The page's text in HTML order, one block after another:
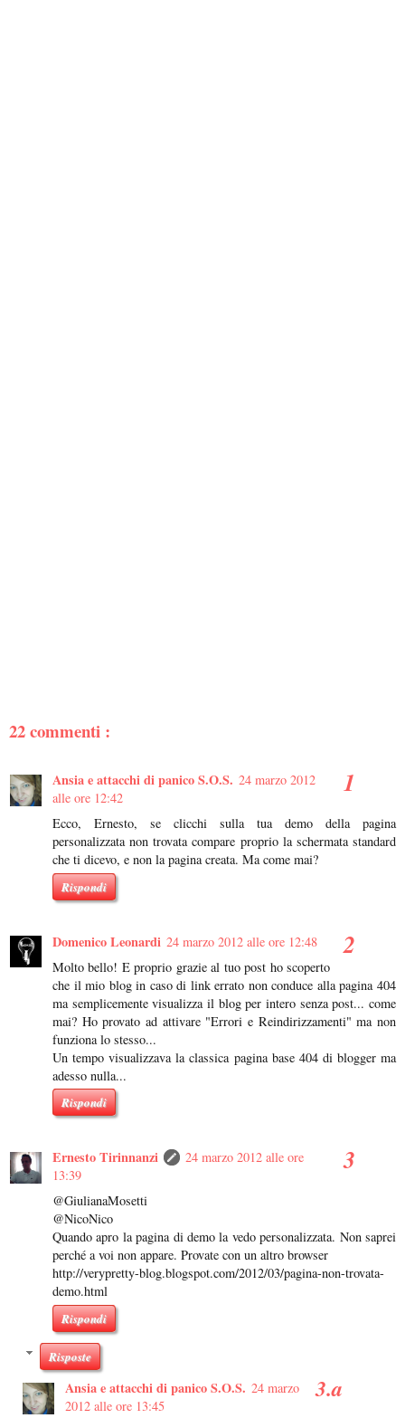
22 commenti :
Ansia e attacchi di panico S.O.S. 24 marzo 2012
alle ore 12:42
Ecco, Ernesto, se clicchi sulla tua demo della pagina
personalizzata non trovata compare proprio la schermata standard
che ti dicevo, e non la pagina creata. Ma come mai?
Rispondi
Domenico Leonardi 24 marzo 2012 alle ore 12:48
Molto bello! E proprio grazie al tuo post ho scoperto
che il mio blog in caso di link errato non conduce alla pagina 404
ma semplicemente visualizza il blog per intero senza post... come
mai? Ho provato ad attivare "Errori e Reindirizzamenti" ma non
funziona lo stesso...
Un tempo visualizzava la classica pagina base 404 di blogger ma
adesso nulla...
Rispondi
Ernesto Tirinnanzi
24 marzo 2012 alle ore
13:39
@GiulianaMosetti
@NicoNico
Quando apro la pagina di demo la vedo personalizzata. Non saprei
perché a voi non appare. Provate con un altro browser
http://verypretty-blog.blogspot.com/2012/03/pagina-non-trovata-
demo.html
Rispondi
Risposte
Ansia e attacchi di panico S.O.S. 24 marzo
2012 alle ore 13:45